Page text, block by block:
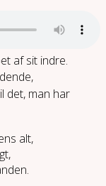
af sit indre.
det, man har
alt,